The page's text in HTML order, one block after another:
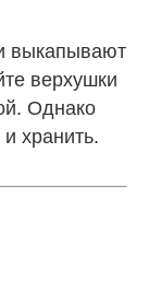
выкапывают
верхушки
Однако
хранить.